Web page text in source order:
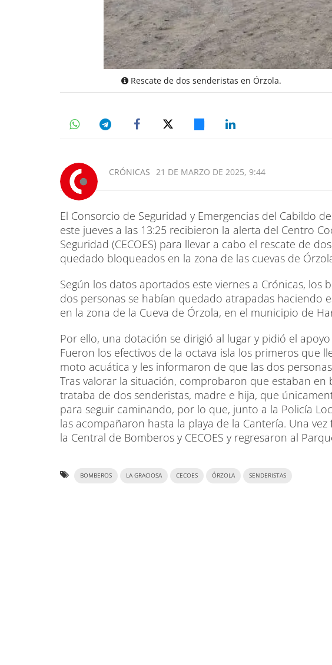
Rescate de dos senderistas en Órzola.
CRÓNICAS 21 DE MARZO DE 2025, 9:44
El Consorcio de Seguridad y Emergencias del Cabildo
este jueves a las 13:25 recibieron la alerta del Centro
Seguridad (CECOES) para llevar a cabo el rescate de
quedado bloqueados en la zona de las cuevas de
Según los datos aportados este viernes a Crónicas,
dos personas se habían quedado atrapadas haciendo
en la zona de la Cueva de Órzola, en el municipio de
Por ello, una dotación se dirigió al lugar y pidió el
Fueron los efectivos de la octava isla los primeros que
moto acuática y les informaron de que las dos
Tras valorar la situación, comprobaron que estaban en
trataba de dos senderistas, madre e hija, que
para seguir caminando, por lo que, junto a la Policía
las acompañaron hasta la playa de la Cantería. Una
la Central de Bomberos y CECOES y regresaron al
BOMBEROS LA GRACIOSA CECOES ÓRZOLA SENDERISTAS